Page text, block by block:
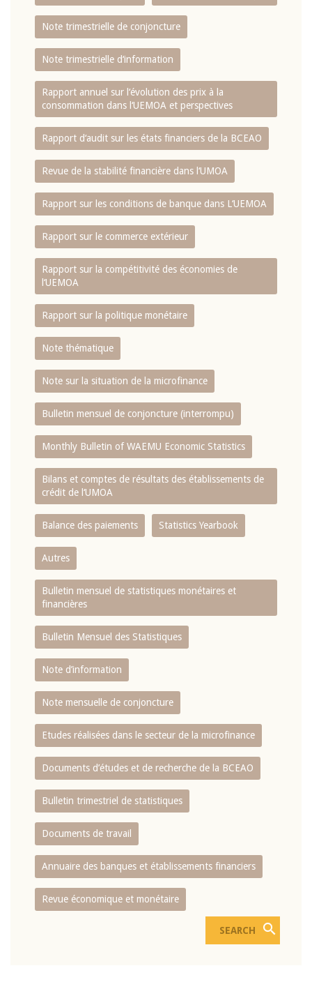
Note trimestrielle de conjoncture
Note trimestrielle d‘information
Rapport annuel sur l‘évolution des prix à la
consommation dans l‘UEMOA et perspectives
Rapport d‘audit sur les états financiers de la BCEAO
Revue de la stabilité financière dans l‘UMOA
Rapport sur les conditions de banque dans L‘UEMOA
Rapport sur le commerce extérieur
Rapport sur la compétitivité des économies de
l‘UEMOA
Rapport sur la politique monétaire
Note thématique
Note sur la situation de la microfinance
Bulletin mensuel de conjoncture (interrompu)
Monthly Bulletin of WAEMU Economic Statistics
Bilans et comptes de résultats des établissements de
crédit de l‘UMOA
Balance des paiements Statistics Yearbook
Autres
Bulletin mensuel de statistiques monétaires et
financières
Bulletin Mensuel des Statistiques
Note d’information
Note mensuelle de conjoncture
Etudes réalisées dans le secteur de la microfinance
Documents d’études et de recherche de la BCEAO
Bulletin trimestriel de statistiques
Documents de travail
Annuaire des banques et établissements financiers
Revue économique et monétaire